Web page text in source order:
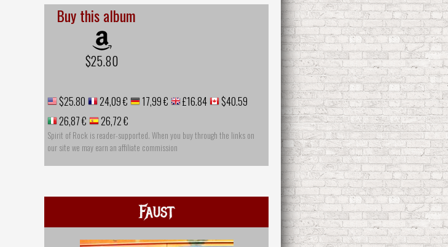
Buy this album
$25.80
$25.80 24,09 € 17,99 € £16.84
$40.59
26,87 €
26,72 €
Spirit of Rock is reader-supported. When you buy through the links on
our site we may earn an affiliate commission
Faust